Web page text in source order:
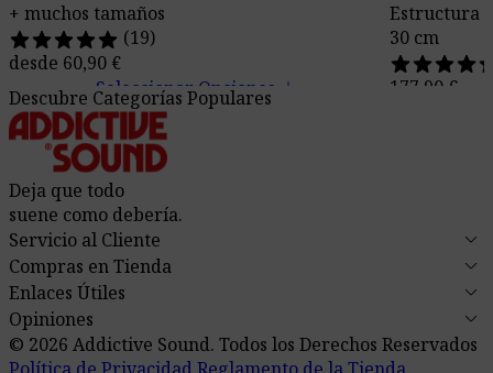
+ muchos tamaños
(19)
desde 60,90 €
Seleccionar Opciones add
Estructura
30 cm
177,90 €
Descubre Categorías Populares
Deja que todo
suene como debería.
Servicio al Cliente
keyboard_arrow_down
Compras en Tienda keyboard_arrow_down
Enlaces Útiles keyboard_arrow_down
Opiniones keyboard_arrow_down
© 2026 Addictive Sound. Todos los Derechos Reservados